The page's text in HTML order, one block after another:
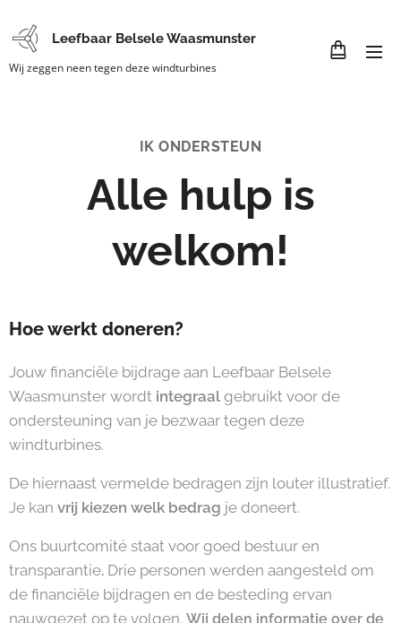
Leefbaar Belsele Waasmunster
Wij zeggen neen tegen deze windturbines
IK ONDERSTEUN
Alle hulp is
welkom!
Hoe werkt doneren?
Jouw financiële bijdrage aan Leefbaar Belsele
Waasmunster wordt integraal gebruikt voor de
ondersteuning van je bezwaar tegen deze
windturbines.
De hiernaast vermelde bedragen zijn louter illustratief.
Je kan vrij kiezen welk bedrag je doneert.
Ons buurtcomité staat voor goed bestuur en
transparantie. Drie personen werden aangesteld om
de financiële bijdragen en de besteding ervan
nauwgezet op te volgen. Wij delen informatie over de